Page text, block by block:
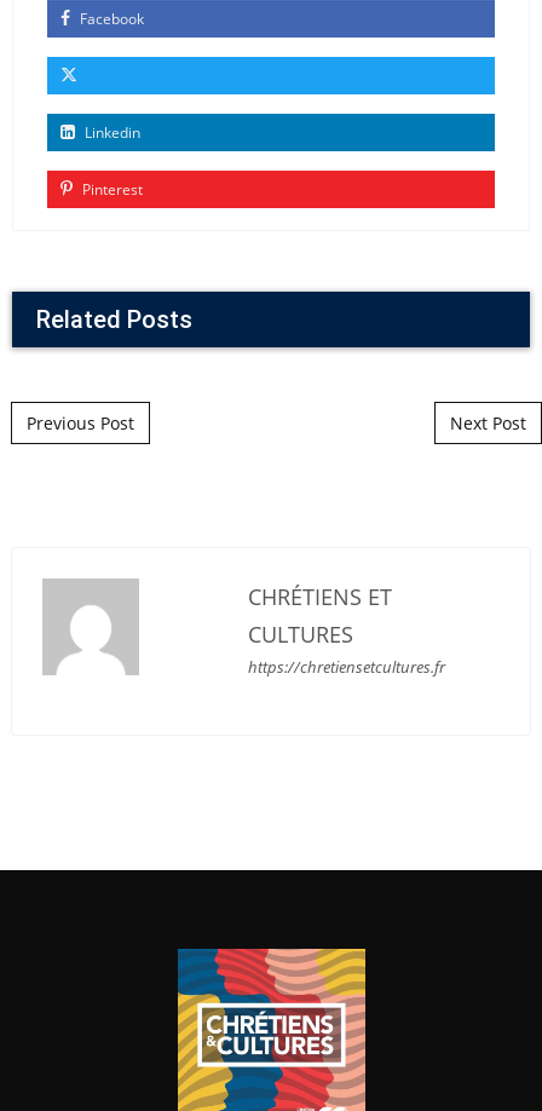
Facebook
Linkedin
Pinterest
Related Posts
Post navigation
Previous Post Next Post
CHRÉTIENS ET
CULTURES
https://chretiensetcultures.fr